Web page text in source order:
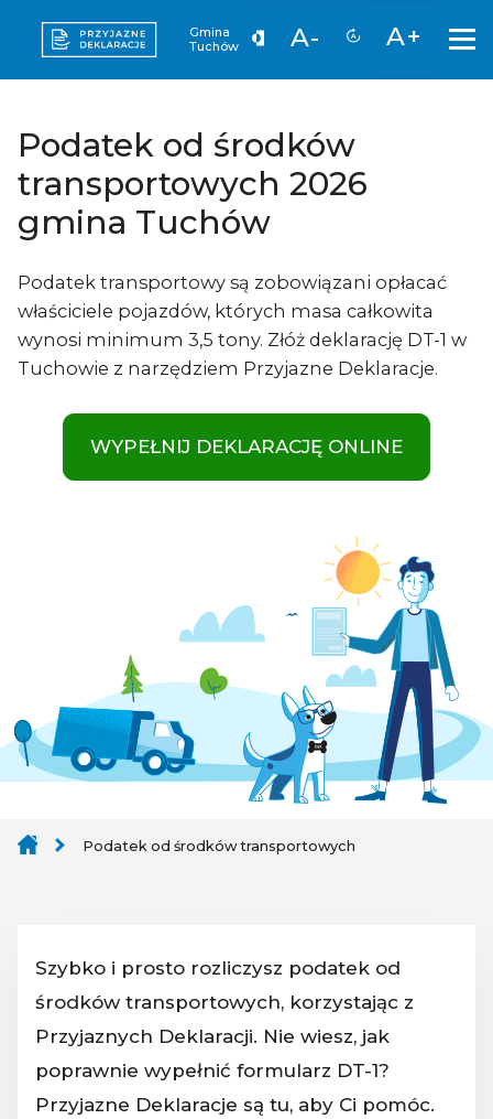
Gmina
Tuchów
A- A+
Podatek od środków
transportowych 2026
gmina Tuchów
Podatek transportowy są zobowiązani opłacać
właściciele pojazdów, których masa całkowita
wynosi minimum 3,5 tony. Złóż deklarację DT-1 w
Tuchowie z narzędziem Przyjazne Deklaracje.
WYPEŁNIJ DEKLARACJĘ ONLINE
Podatek od środków transportowych
Szybko i prosto rozliczysz podatek od
środków transportowych, korzystając z
Przyjaznych Deklaracji. Nie wiesz, jak
poprawnie wypełnić formularz DT-1?
Przyjazne Deklaracje są tu, aby Ci pomóc.